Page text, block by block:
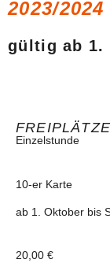
2023/2024
gültig ab 1.
FREIPLÄTZE
Einzelstunde
10-er Karte
ab 1. Oktober bis
20,00 €